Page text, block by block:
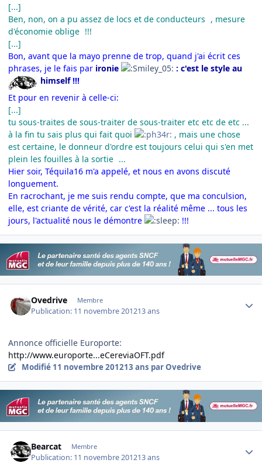
[...]
Ben, non, on a pu assez de locs et de conducteurs , mesure
d'économie oblige !!!
[...]
Bon, avant que la mayo prenne de trop, quand j'ai écrit ces
phrases, je le fais par ironie
: c'est le style au
himself!!!
Et pour en revenir à celle-ci:
[...]
tu sous-traites de sous-traiter de sous-traiter etc etc de etc ...
à la fin tu sais plus qui fait quoi
, mais une chose
est certaine, le donneur d'ordre est toujours celui qui s'en met
plein les fouilles à la sortie ...
Hier soir, Téquila16 m'a appelé, et nous en avons discuté
longuement.
En racrochant, je me suis rendu compte, que ma conculsion,
elle, est criante de vérité, car c'est la réalité même ... tous les
jours, l'actualité nous le démontre
!!!
Ovedrive Membre
Publication: 11 novembre 201213 ans
Annonce officielle Europorte:
http://www.europorte...eCereviaOFT.pdf
Modifié 11 novembre 201213 ans par Ovedrive
Bearcat Membre
Publication: 11 novembre 201213 ans